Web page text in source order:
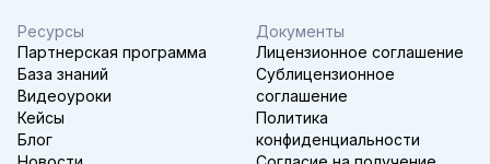
Ресурсы
Партнерская программа
База знаний
Видеоуроки
Кейсы
Блог
Документы
Лицензионное соглашение
Сублицензионное
соглашение
Политика
конфиденциальности